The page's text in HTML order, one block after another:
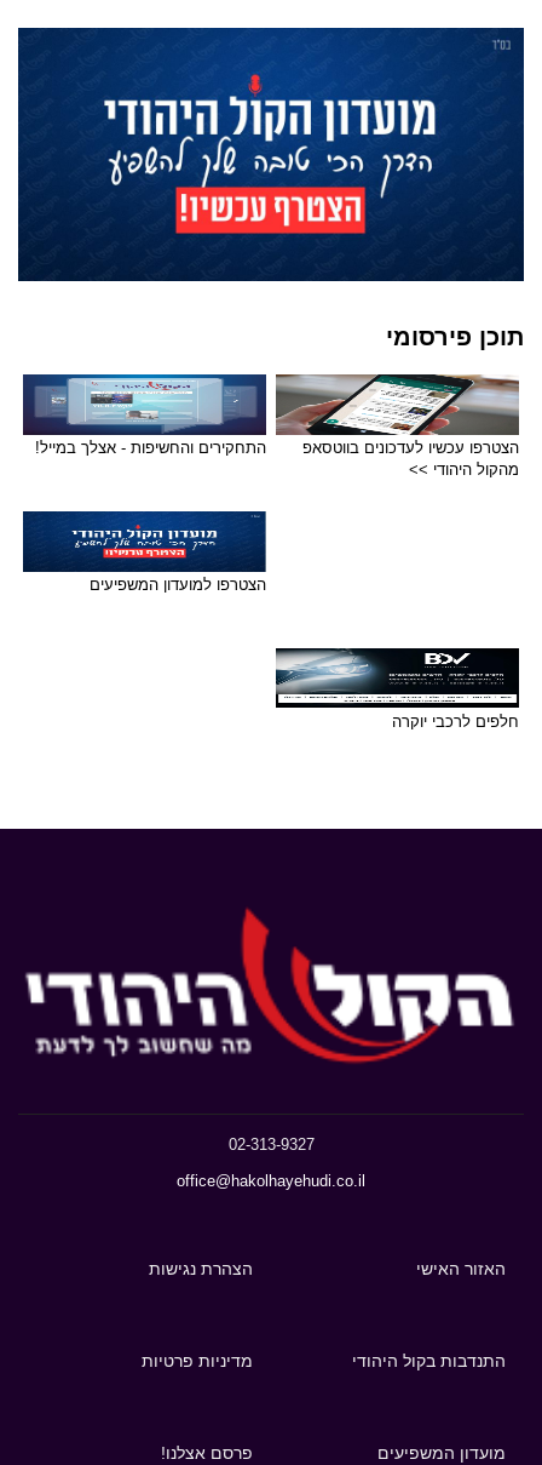
תוכן פירסומי
הצטרפו עכשיו לעדכונים בווטסאפ
מהקול היהודי >>
התחקירים והחשיפות - אצלך במייל!
הצטרפו למועדון המשפיעים
חלפים לרכבי יוקרה
02-313-9327
office@hakolhayehudi.co.il
האזור האישי הצהרת נגישות
התנדבות בקול היהודי מדיניות פרטיות
מועדון המשפיעים פרסם אצלנו!